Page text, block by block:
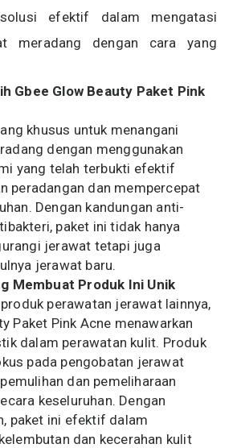
efektif dalam mengatasi
meradang dengan cara yang
Gbee Glow Beauty Paket Pink
khusus untuk menangani
dengan menggunakan
yang telah terbukti efektif
peradangan dan mempercepat
Dengan kandungan anti-
paket ini tidak hanya
jerawat tetapi juga
jerawat baru.
Membuat Produk Ini Unik
perawatan jerawat lainnya,
Paket Pink Acne menawarkan
dalam perawatan kulit. Produk
pada pengobatan jerawat
dan pemeliharaan
keseluruhan. Dengan
paket ini efektif dalam
dan kecerahan kulit